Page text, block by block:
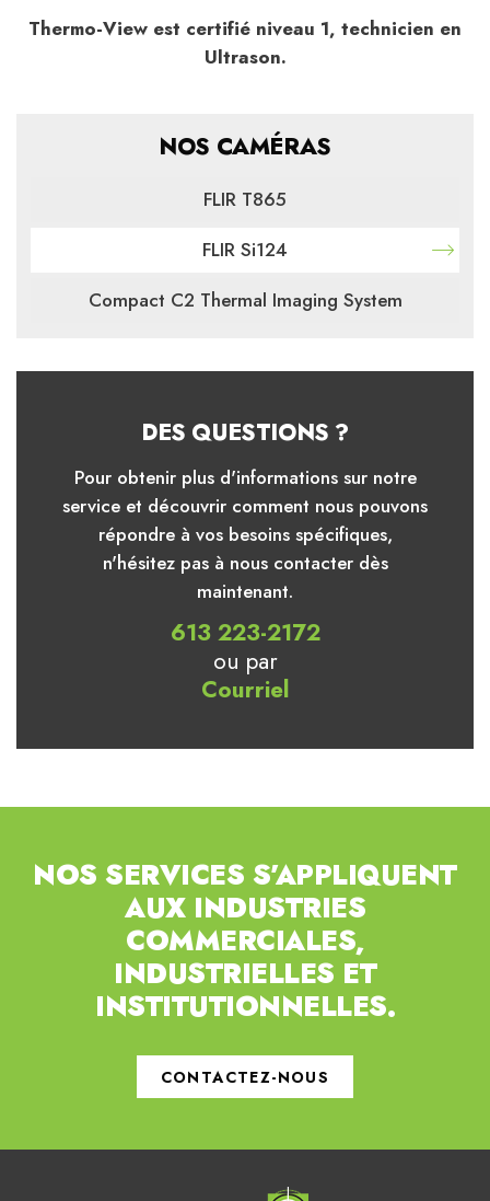
Thermo-View est certifié niveau 1, technicien en
Ultrason.
NOS CAMÉRAS
FLIR T865
FLIR Si124
Compact C2 Thermal Imaging System
DES QUESTIONS ?
Pour obtenir plus d'informations sur notre
service et découvrir comment nous pouvons
répondre à vos besoins spécifiques,
n'hésitez pas à nous contacter dès
maintenant.
613 223-2172
ou par
Courriel
NOS SERVICES S’APPLIQUENT
AUX INDUSTRIES
COMMERCIALES,
INDUSTRIELLES ET
INSTITUTIONNELLES.
CONTACTEZ-NOUS